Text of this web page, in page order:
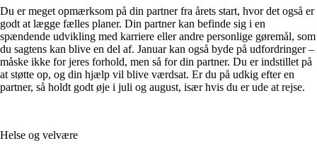
Du er meget opmærksom på din partner fra årets start, hvor det også er
godt at lægge fælles planer. Din partner kan befinde sig i en
spændende udvikling med karriere eller andre personlige gøremål, som
du sagtens kan blive en del af. Januar kan også byde på udfordringer –
måske ikke for jeres forhold, men så for din partner. Du er indstillet på
at støtte op, og din hjælp vil blive værdsat. Er du på udkig efter en
partner, så holdt godt øje i juli og august, især hvis du er ude at rejse.
Helse og velvære